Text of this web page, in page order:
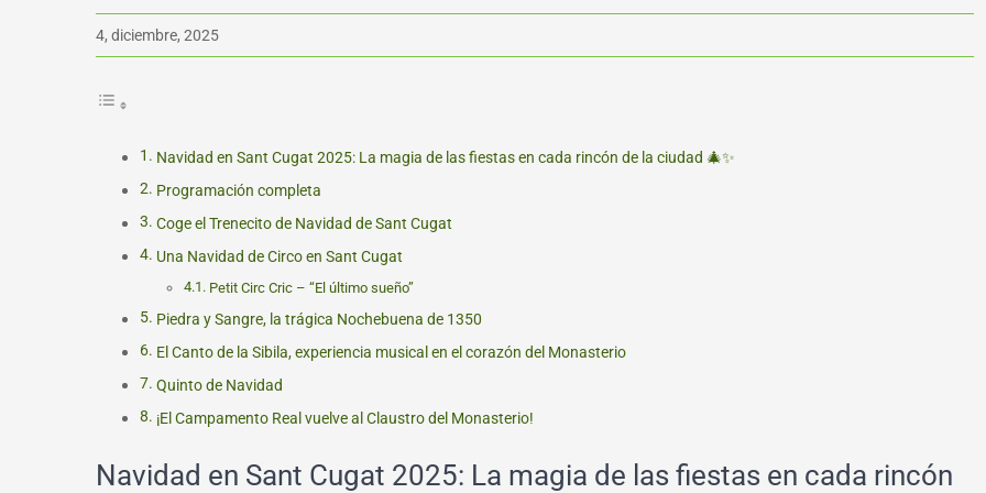
4, diciembre, 2025
Navidad en Sant Cugat 2025: La magia de las fiestas en cada rincón de la ciudad 🎄✨
Programación completa
Coge el Trenecito de Navidad de Sant Cugat
Una Navidad de Circo en Sant Cugat
Petit Circ Cric – “El último sueño”
Piedra y Sangre, la trágica Nochebuena de 1350
El Canto de la Sibila, experiencia musical en el corazón del Monasterio
Quinto de Navidad
¡El Campamento Real vuelve al Claustro del Monasterio!
Navidad en Sant Cugat 2025: La magia de las fiestas en cada rincón